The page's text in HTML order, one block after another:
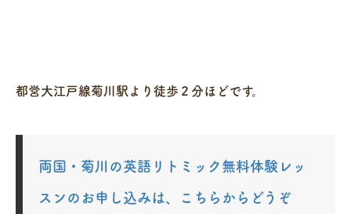
都営大江戸線菊川駅より徒歩２分ほどです。
両国・菊川の英語リトミック無料体験レッ
スンのお申し込みは、こちらからどうぞ